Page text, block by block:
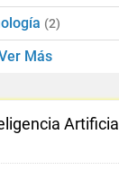
(2)
Más
Artificial